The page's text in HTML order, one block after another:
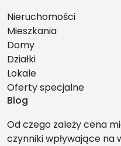
Nieruchomości
Mieszkania
Domy
Działki
Lokale
Oferty specjalne
Blog
Od czego zależy cena
czynniki wpływające